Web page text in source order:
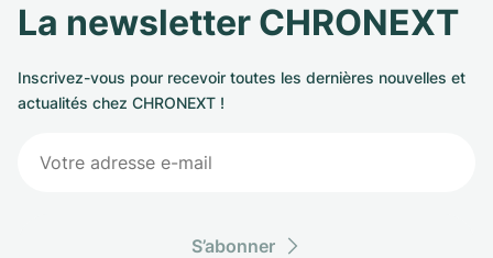
La newsletter CHRONEXT
Inscrivez-vous pour recevoir toutes les dernières nouvelles et
actualités chez CHRONEXT !
S’abonner